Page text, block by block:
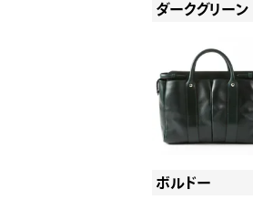
ダークグリーン
ボルドー